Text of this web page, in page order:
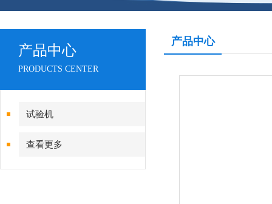
产品中心
PRODUCTS CENTER
试验机
查看更多
产品中心